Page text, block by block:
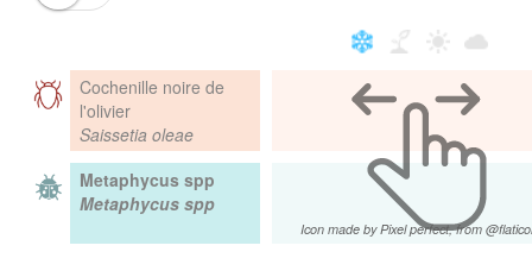
Cochenille noire de
l'olivier
Saissetia oleae
Metaphycus spp
Metaphycus spp
Icon made by Pixel perfect, from